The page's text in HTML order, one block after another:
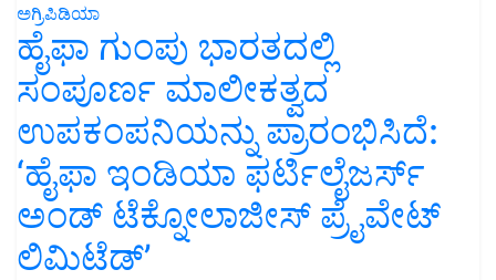
ಅಗ್ರಿಪಿಡಿಯಾ
ಹೈಫಾ ಗುಂಪು ಭಾರತದಲ್ಲಿ
ಸಂಪೂರ್ಣ ಮಾಲೀಕತ್ವದ
ಉಪಕಂಪನಿಯನ್ನು ಪ್ರಾರಂಭಿಸಿದೆ:
‘ಹೈಫಾ ಇಂಡಿಯಾ ಫರ್ಟಿಲೈಜರ್ಸ್
ಅಂಡ್ ಟೆಕ್ನೋಲಾಜೀಸ್ ಪ್ರೈವೇಟ್
ಲಿಮಿಟೆಡ್’